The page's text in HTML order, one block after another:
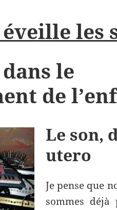
les
le
de
Le son,
utero
Je pense que
sommes